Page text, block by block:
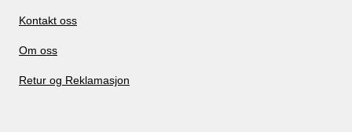
Kontakt oss
Om oss
Retur og Reklamasjon